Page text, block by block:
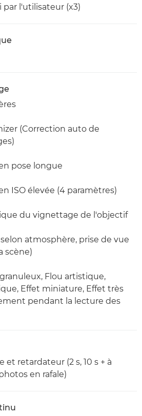
l'utilisateur (x3)
(Correction auto de
pose longue
ISO élevée (4 paramètres)
du vignettage de l'objectif
atmosphère, prise de vue
scène)
Flou artistique,
Effet miniature, Effet très
pendant la lecture des
et retardateur (2 s, 10 s + à
en rafale)